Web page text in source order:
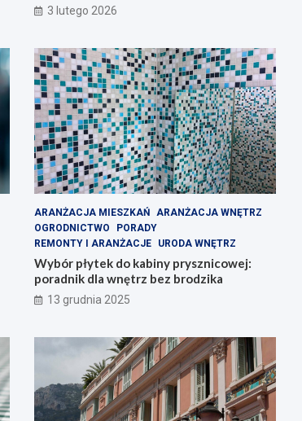
3 lutego 2026
ARANŻACJA MIESZKAŃ
ARANŻACJA WNĘTRZ
OGRODNICTWO
PORADY
REMONTY I ARANŻACJE
URODA WNĘTRZ
Wybór płytek do kabiny prysznicowej:
poradnik dla wnętrz bez brodzika
13 grudnia 2025